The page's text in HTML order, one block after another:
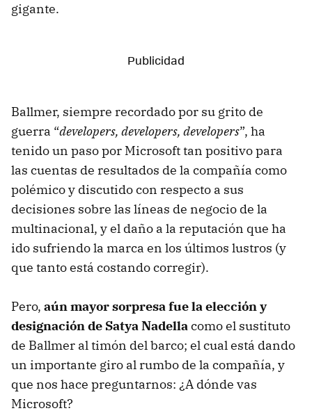
gigante.
Ballmer, siempre recordado por su grito de
guerra “developers, developers, developers”, ha
tenido un paso por Microsoft tan positivo para
las cuentas de resultados de la compañía como
polémico y discutido con respecto a sus
decisiones sobre las líneas de negocio de la
multinacional, y el daño a la reputación que ha
ido sufriendo la marca en los últimos lustros (y
que tanto está costando corregir).
Pero, aún mayor sorpresa fue la elección y
designación de Satya Nadellacomo el sustituto
de Ballmer al timón del barco; el cual está dando
un importante giro al rumbo de la compañía, y
que nos hace preguntarnos: ¿A dónde vas
Microsoft?